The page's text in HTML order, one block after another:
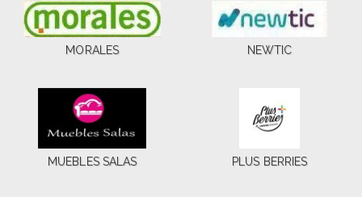
MORALES NEWTIC
MUEBLES SALAS PLUS BERRIES